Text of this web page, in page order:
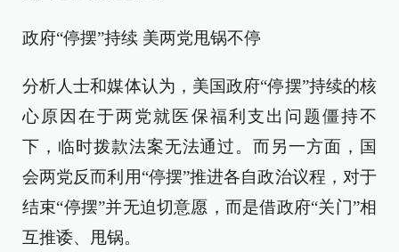
政府“停摆”持续 美两党甩锅不停
分析人士和媒体认为，美国政府“停摆”持续的核
心原因在于两党就医保福利支出问题僵持不
下，临时拨款法案无法通过。而另一方面，国
会两党反而利用“停摆”推进各自政治议程，对于
结束“停摆”并无迫切意愿，而是借政府“关门”相
互推诿、甩锅。